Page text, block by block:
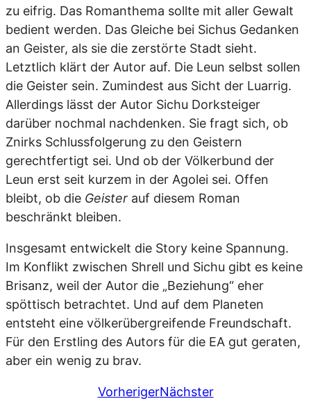
zu eifrig. Das Romanthema sollte mit aller Gewalt
bedient werden. Das Gleiche bei Sichus Gedanken
an Geister, als sie die zerstörte Stadt sieht.
Letztlich klärt der Autor auf. Die Leun selbst sollen
die Geister sein. Zumindest aus Sicht der Luarrig.
Allerdings lässt der Autor Sichu Dorksteiger
darüber nochmal nachdenken. Sie fragt sich, ob
Znirks Schlussfolgerung zu den Geistern
gerechtfertigt sei. Und ob der Völkerbund der
Leun erst seit kurzem in der Agolei sei. Offen
bleibt, ob die Geister auf diesem Roman
beschränkt bleiben.
Insgesamt entwickelt die Story keine Spannung.
Im Konflikt zwischen Shrell und Sichu gibt es keine
Brisanz, weil der Autor die „Beziehung“ eher
spöttisch betrachtet. Und auf dem Planeten
entsteht eine völkerübergreifende Freundschaft.
Für den Erstling des Autors für die EA gut geraten,
aber ein wenig zu brav.
VorherigerNächster